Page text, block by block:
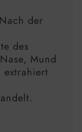
der
des
Mund